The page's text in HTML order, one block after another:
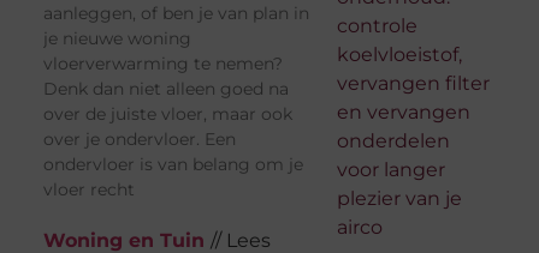
aanleggen, of ben je van plan in
je nieuwe woning
vloerverwarming te nemen?
Denk dan niet alleen goed na
over de juiste vloer, maar ook
over je ondervloer. Een
ondervloer is van belang om je
vloer recht
Woning en Tuin // Lees